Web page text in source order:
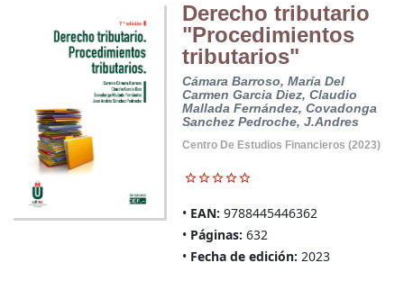
Derecho tributario
"Procedimientos
tributarios"
Cámara Barroso, María Del
Carmen Garcia Diez, Claudio
Mallada Fernández, Covadonga
Sanchez Pedroche, J.Andres
Centro De Estudios Financieros (2023)
EAN: 9788445446362
Páginas: 632
Fecha de edición: 2023